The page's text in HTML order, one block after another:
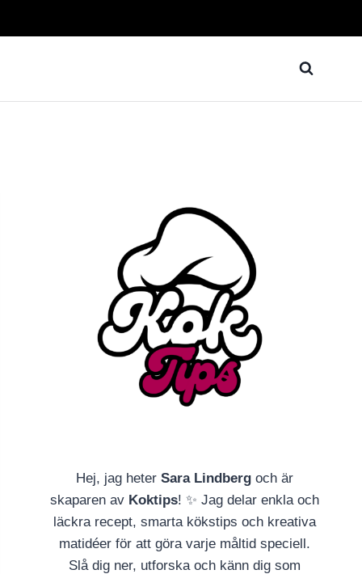
Hej, jag heter Sara Lindbergoch är
skaparen av Koktips! ✨ Jag delar enkla och
läckra recept, smarta kökstips och kreativa
matidéer för att göra varje måltid speciell.
Slå dig ner, utforska och känn dig som